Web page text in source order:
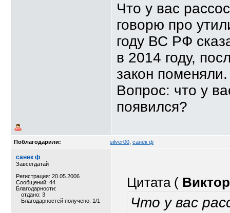
Что у вас
говорю про
году ВС РФ
в 2014 году,
закон
Вопрос: что у
появился?
Поблагодарили: silver00 санек ф
санек ф
Завсегдатай
Регистрация: 20.05.2006
Сообщений: 44
Благодарности:
отдано: 3
Благодарностей получено: 1/1
Цитата (
Что у вас